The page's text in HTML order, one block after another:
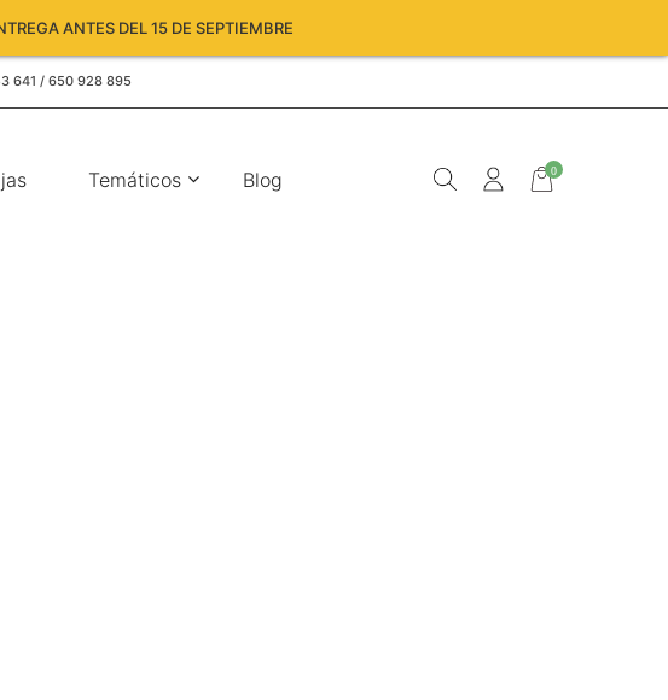
ANTES DEL 15 DE SEPTIEMBRE
641 / 650 928 895
0
Temáticos Blog